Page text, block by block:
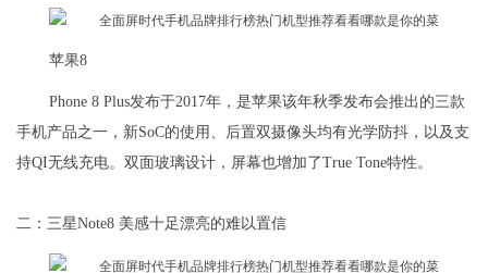
苹果8
Phone 8 Plus发布于2017年，是苹果该年秋季发布会推出的三款
手机产品之一，新SoC的使用、后置双摄像头均有光学防抖，以及支
持QI无线充电。双面玻璃设计，屏幕也增加了True Tone特性。
二：三星Note8 美感十足漂亮的难以置信